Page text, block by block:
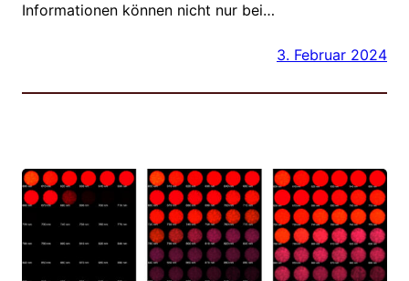
Informationen können nicht nur bei…
3. Februar 2024